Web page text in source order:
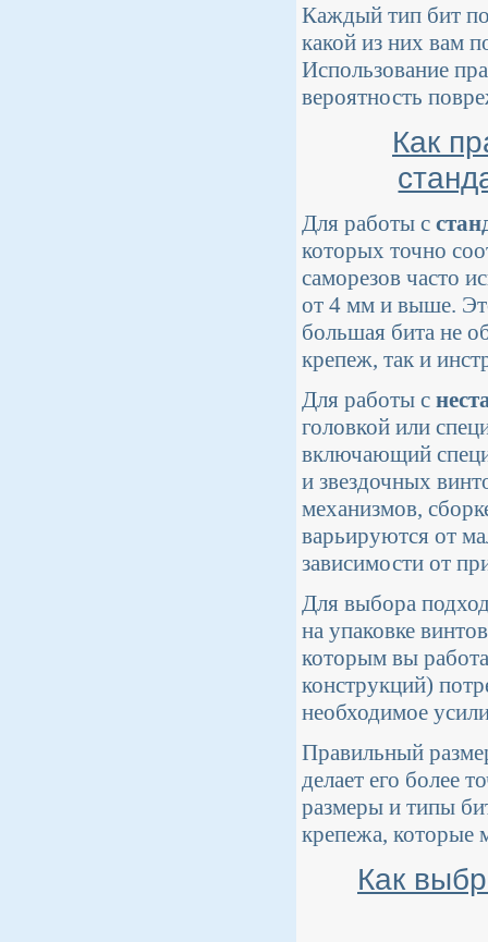
Каждый тип бит
какой из них вам
Использование
вероятность
Как
Для работы с
которых точно
саморезов часто
от 4 мм и выше.
большая бита не
крепеж, так и
Для работы с
головкой или
включающий
и звездочных
механизмов,
варьируются от
зависимости от
Для выбора
на упаковке
которым вы
конструкций)
необходимое
Правильный
делает его более
размеры и типы
крепежа, которые
Как